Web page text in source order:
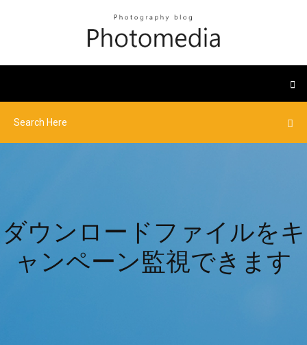
ダウンロードファイルをキ
ャンペーン監視できます